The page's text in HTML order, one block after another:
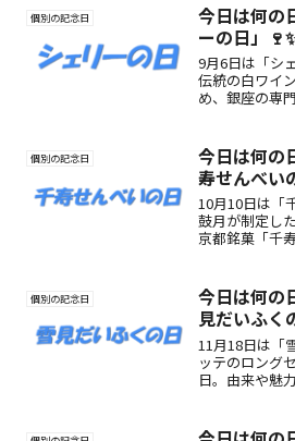
個別の記念日
今日は何の
ーの日」
9月6日は「シ
伝統の白ワイ
め、銀座の専
です。
個別の記念日
今日は何の
寿せんべい
10月10日は「
鼓月が制定し
京都銘菓「千
を再発見する
個別の記念日
今日は何の
見だいふく
11月18日は「
ッテのロング
日。由来や魅